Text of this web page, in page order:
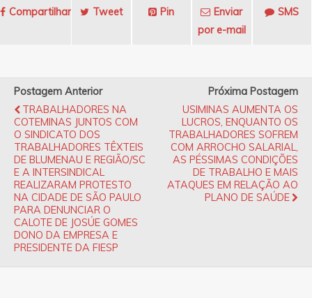
Compartilhar Tweet Pin
Enviar
por e-mail
SMS
Postagem Anterior
TRABALHADORES NA
COTEMINAS JUNTOS COM
O SINDICATO DOS
TRABALHADORES TÊXTEIS
DE BLUMENAU E REGIÃO/SC
E A INTERSINDICAL
REALIZARAM PROTESTO
NA CIDADE DE SÃO PAULO
PARA DENUNCIAR O
CALOTE DE JOSÚE GOMES
DONO DA EMPRESA E
PRESIDENTE DA FIESP
Próxima Postagem
USIMINAS AUMENTA OS
LUCROS, ENQUANTO OS
TRABALHADORES SOFREM
COM ARROCHO SALARIAL,
AS PÉSSIMAS CONDIÇÕES
DE TRABALHO E MAIS
ATAQUES EM RELAÇÃO AO
PLANO DE SAÚDE